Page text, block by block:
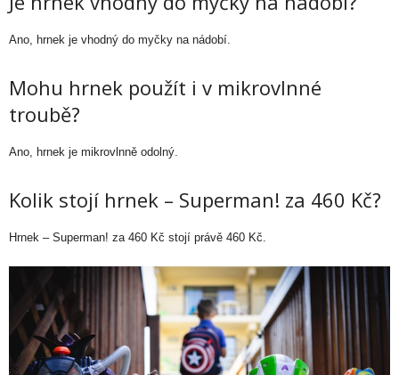
Ano, hrnek je vhodný do myčky na nádobí.
Mohu hrnek použít i v mikrovlnné
troubě?
Ano, hrnek je mikrovlnně odolný.
Kolik stojí hrnek – Superman! za 460 Kč?
Hrnek – Superman! za 460 Kč stojí právě 460 Kč.